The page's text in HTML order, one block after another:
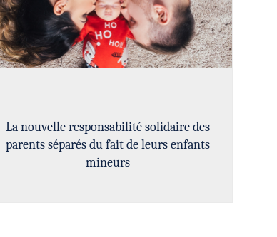
La nouvelle responsabilité solidaire des
parents séparés du fait de leurs enfants
mineurs